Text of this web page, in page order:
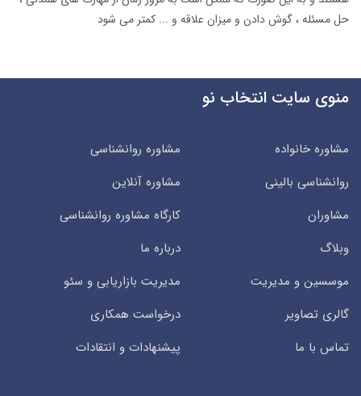
حل مسئله ، گوش دادن و میزان علاقه و ... کمتر می شود
منوی سایت انتخاب نو
مشاوره خانواده
مشاوره روانشناسی
روانشناسی بالینی
مشاوره آنلاین
مشاوران
کارگاه مشاوره روانشناسی
وبلاگ
درباره ما
موسسین و مدیریت
مدیریت بازاریابی و سئو
گالری تصاویر
درخواست همکاری
تماس با ما
پیشنهادات و انتقادات